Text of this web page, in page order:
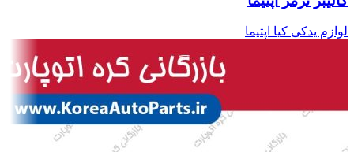
لوازم یدکی کیا اپتیما